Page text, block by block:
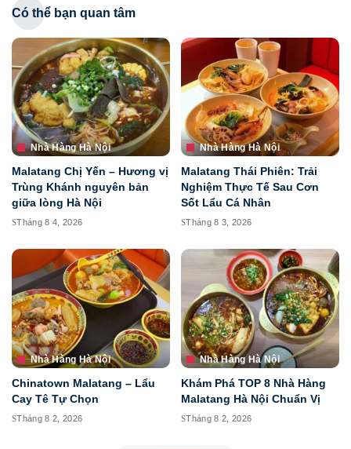
Có thể bạn quan tâm
Nhà Hàng Hà Nội
Malatang Chị Yến – Hương vị
Trùng Khánh nguyên bản
giữa lòng Hà Nội
Tháng 8 4, 2026
Nhà Hàng Hà Nội
Malatang Thái Phiên: Trải
Nghiệm Thực Tế Sau Cơn
Sốt Lẩu Cá Nhân
Tháng 8 3, 2026
Nhà Hàng Hà Nội
Chinatown Malatang – Lẩu
Cay Tê Tự Chọn
Tháng 8 2, 2026
Nhà Hàng Hà Nội
Khám Phá TOP 8 Nhà Hàng
Malatang Hà Nội Chuẩn Vị
Tháng 8 2, 2026